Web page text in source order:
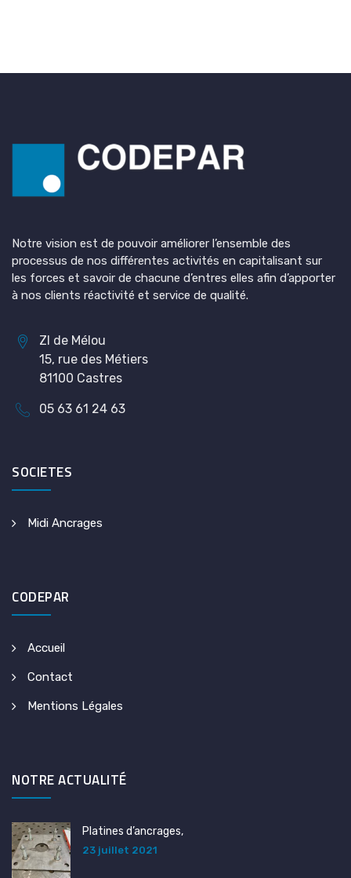
Notre vision est de pouvoir améliorer l’ensemble des
processus de nos différentes activités en capitalisant sur
les forces et savoir de chacune d’entres elles afin d’apporter
à nos clients réactivité et service de qualité.
ZI de Mélou
15, rue des Métiers
81100 Castres
05 63 61 24 63
SOCIETES
Midi Ancrages
CODEPAR
Accueil
Contact
Mentions Légales
NOTRE ACTUALITÉ
Platines d’ancrages,
23 juillet 2021